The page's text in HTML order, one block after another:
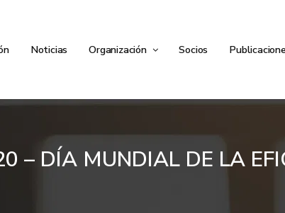
Noticias Organización Socios
– DÍA MUNDIAL DE LA